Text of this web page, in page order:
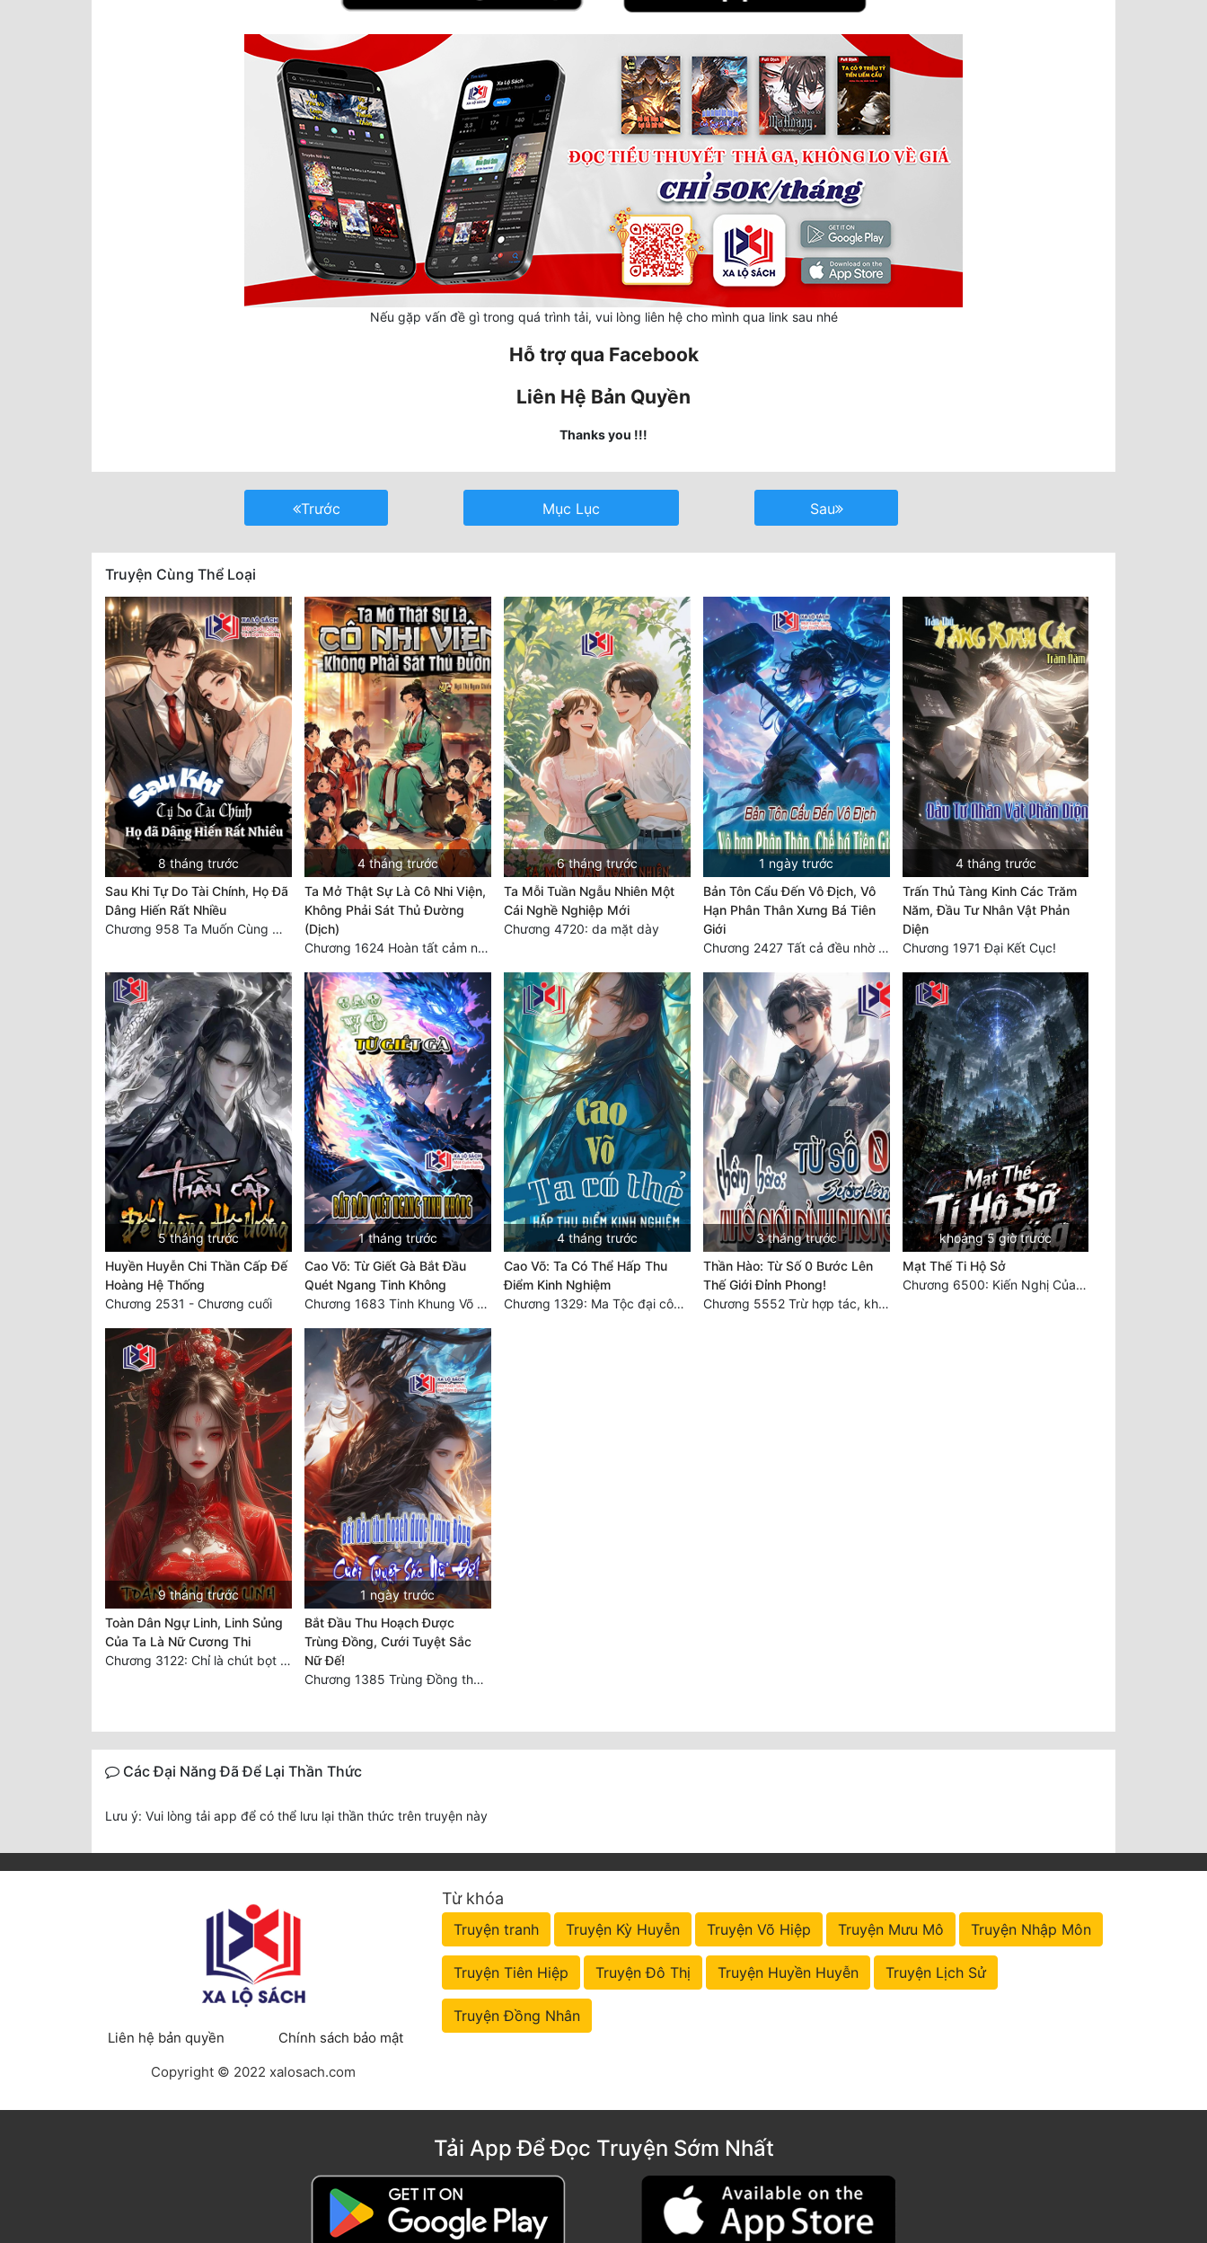
Nếu gặp vấn đề gì trong quá trình tải, vui lòng liên hệ cho mình qua link sau nhé
Hỗ trợ qua Facebook
Liên Hệ Bản Quyền
Thanks you !!!
Trước Mục Lục Sau
Truyện Cùng Thể Loại
8 tháng trước
Sau Khi Tự Do Tài Chính, Họ Đã
Dâng Hiến Rất Nhiều
Chương 958 Ta Muốn Cùng Các Cô Vĩnh Viễn Ở Bên Nhau (2) Hết
4 tháng trước
Ta Mở Thật Sự Là Cô Nhi Viện,
Không Phải Sát Thủ Đường
(Dịch)
Chương 1624 Hoàn tất cảm nghĩ (2)
6 tháng trước
Ta Mỗi Tuần Ngẫu Nhiên Một
Cái Nghề Nghiệp Mới
Chương 4720: da mặt dày
1 ngày trước
Bản Tôn Cẩu Đến Vô Địch, Vô
Hạn Phân Thân Xưng Bá Tiên
Giới
Chương 2427 Tất cả đều nhờ nỗ lực! Mời Đế vào Thiên!
4 tháng trước
Trấn Thủ Tàng Kinh Các Trăm
Năm, Đầu Tư Nhân Vật Phản
Diện
Chương 1971 Đại Kết Cục!
5 tháng trước
Huyền Huyễn Chi Thần Cấp Đế
Hoàng Hệ Thống
Chương 2531 - Chương cuối
1 tháng trước
Cao Võ: Từ Giết Gà Bắt Đầu
Quét Ngang Tinh Không
Chương 1683 Tinh Khung Võ Thánh (Hết)
4 tháng trước
Cao Võ: Ta Có Thể Hấp Thu
Điểm Kinh Nghiệm
Chương 1329: Ma Tộc đại công chúa Thương Nguyệt
3 tháng trước
Thần Hào: Từ Số 0 Bước Lên
Thế Giới Đỉnh Phong!
Chương 5552 Trừ hợp tác, không còn cách nào khác!
khoảng 5 giờ trước
Mạt Thế Ti Hộ Sở
Chương 6500: Kiến Nghị Của Vân Lục
9 tháng trước
Toàn Dân Ngự Linh, Linh Sủng
Của Ta Là Nữ Cương Thi
Chương 3122: Chỉ là chút bọt nước! Điều kiện và tài liệu!**
1 ngày trước
Bắt Đầu Thu Hoạch Được
Trùng Đồng, Cưới Tuyệt Sắc
Nữ Đế!
Chương 1385 Trùng Đồng thấu ảo cảnh, lĩnh hội Pháp tắc Nhân Quả
Các Đại Năng Đã Để Lại Thần Thức
Lưu ý: Vui lòng tải app để có thể lưu lại thần thức trên truyện này
Liên hệ bản quyền
Chính sách bảo mật
Copyright © 2022 xalosach.com
Từ khóa
Truyện tranh Truyện Kỳ Huyễn Truyện Võ Hiệp Truyện Mưu Mô Truyện Nhập Môn
Truyện Tiên Hiệp Truyện Đô Thị Truyện Huyền Huyễn Truyện Lịch Sử
Truyện Đồng Nhân
Tải App Để Đọc Truyện Sớm Nhất